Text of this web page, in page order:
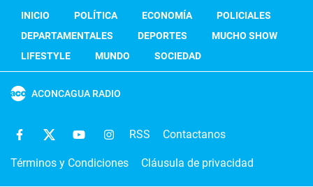
INICIO POLÍTICA ECONOMÍA
POLICIALES
DEPARTAMENTALES
DEPORTES
MUCHO SHOW
LIFESTYLE
MUNDO SOCIEDAD
ACONCAGUA RADIO
RSS Contactanos
Términos y Condiciones Cláusula de privacidad